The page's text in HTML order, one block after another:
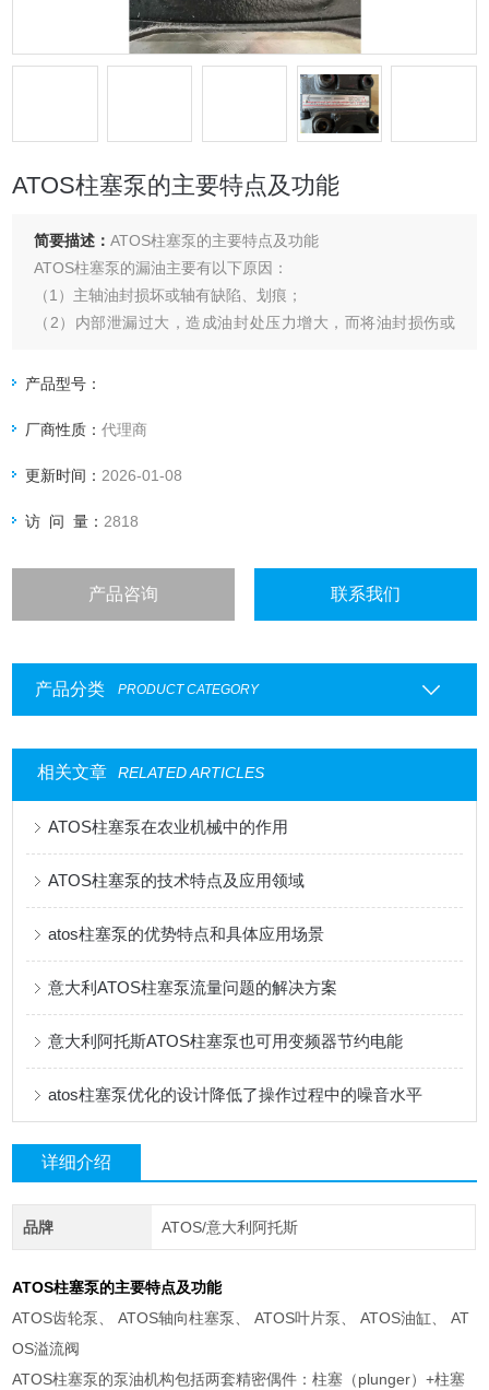
ATOS柱塞泵的主要特点及功能
简要描述：ATOS柱塞泵的主要特点及功能
ATOS柱塞泵的漏油主要有以下原因：
（1）主轴油封损坏或轴有缺陷、划痕；
（2）内部泄漏过大，造成油封处压力增大，而将油封损伤或
产品型号：
厂商性质：代理商
更新时间： 2026-01-08
访 问 量： 2818
产品咨询 联系我们
产品分类 PRODUCT CATEGORY
相关文章 RELATED ARTICLES
ATOS柱塞泵在农业机械中的作用
ATOS柱塞泵的技术特点及应用领域
atos柱塞泵的优势特点和具体应用场景
意大利ATOS柱塞泵流量问题的解决方案
意大利阿托斯ATOS柱塞泵也可用变频器节约电能
atos柱塞泵优化的设计降低了操作过程中的噪音水平
详细介绍
品牌 ATOS/意大利阿托斯
ATOS柱塞泵的主要特点及功能
ATOS齿轮泵、 ATOS轴向柱塞泵、 ATOS叶片泵、 ATOS油缸、 AT
OS溢流阀
ATOS柱塞泵的泵油机构包括两套精密偶件：柱塞（plunger）+柱塞